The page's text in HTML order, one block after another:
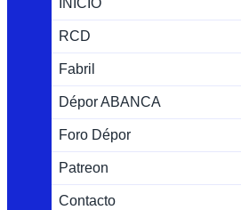
INICIO
RCD
Fabril
Dépor ABANCA
Foro Dépor
Patreon
Contacto